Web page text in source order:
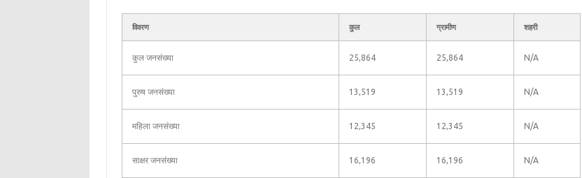
विवरण कुल ग्रामीण शहरी
कुल जनसंख्या 25,864 25,864 N/A
पुरुष जनसंख्या 13,519 13,519 N/A
महिला जनसंख्या 12,345 12,345 N/A
साक्षर जनसंख्या 16,196 16,196 N/A